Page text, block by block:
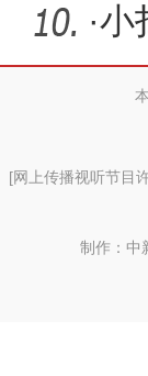
·小
[网上传播视听节目
制作：